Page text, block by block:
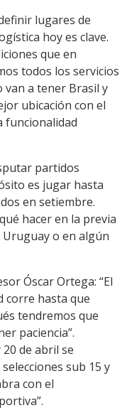
lugares de
hoy es clave.
que en
todos los servicios
van a tener Brasil y
ubicación con el
funcionalidad
partidos
es jugar hasta
en setiembre.
hacer en la previa
o en algún
Óscar Ortega: “El
corre hasta que
tendremos que
paciencia”.
de abril se
sub 15 y
con el